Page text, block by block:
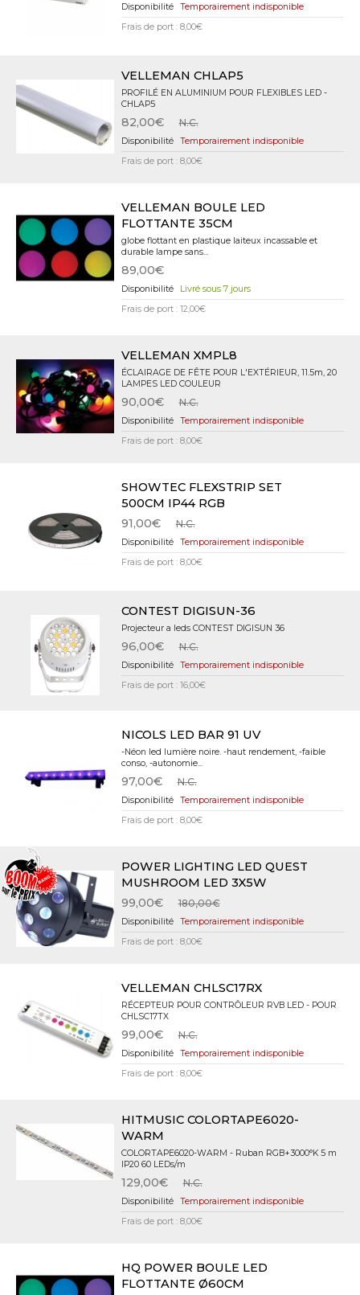
Temporairement indisponible
Frais de port : 8,00€
VELLEMAN CHLAP5
PROFILÉ EN ALUMINIUM POUR FLEXIBLES LED -
CHLAP5
82,00€ N.C.
Temporairement indisponible
Frais de port : 8,00€
VELLEMAN BOULE LED
FLOTTANTE 35CM
globe flottant en plastique laiteux incassable et
durable lampe sans...
89,00€
Livré sous 7 jours
Frais de port : 12,00€
VELLEMAN XMPL8
ÉCLAIRAGE DE FÊTE POUR L'EXTÉRIEUR, 11.5m, 20
LAMPES LED COULEUR
90,00€ N.C.
Temporairement indisponible
Frais de port : 8,00€
SHOWTEC FLEXSTRIP SET
500CM IP44 RGB
91,00€
N.C.
Temporairement indisponible
Frais de port : 8,00€
CONTEST DIGISUN-36
Projecteur a leds CONTEST DIGISUN 36
96,00€ N.C.
Temporairement indisponible
Frais de port : 16,00€
NICOLS LED BAR 91 UV
-Néon led lumière noire. -haut rendement, -faible
conso, -autonomie...
97,00€ N.C.
Temporairement indisponible
Frais de port : 8,00€
POWER LIGHTING LED QUEST
MUSHROOM LED 3X5W
99,00€
180,00€
Temporairement indisponible
Frais de port : 8,00€
VELLEMAN CHLSC17RX
RÉCEPTEUR POUR CONTRÔLEUR RVB LED - POUR
CHLSC17TX
99,00€ N.C.
Temporairement indisponible
Frais de port : 8,00€
HITMUSIC COLORTAPE6020-
WARM
COLORTAPE6020-WARM - Ruban RGB+3000°K 5 m
IP20 60 LEDs/m
129,00€ N.C.
Temporairement indisponible
Frais de port : 8,00€
HQ POWER BOULE LED
FLOTTANTE Ø60CM